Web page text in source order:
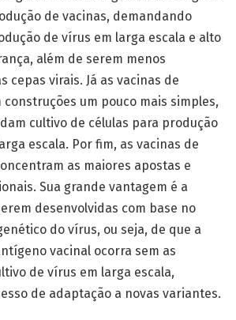
de vacinas, demandando
de vírus em larga escala e alto
além de serem menos
cepas virais. Já as vacinas de
um pouco mais simples,
cultivo de células para produção
escala. Por fim, as vacinas de
as maiores apostas e
Sua grande vantagem é a
desenvolvidas com base no
do vírus, ou seja, de que a
vacinal ocorra sem as
de vírus em larga escala,
de adaptação a novas variantes.